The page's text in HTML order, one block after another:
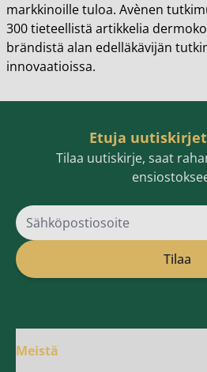
markkinoille tuloa. Avènen
300 tieteellistä artikkelia
brändistä alan edelläkävijän
innovaatioissa.
Etuja
Tilaa uutiskirje, saat
Tilaa
Meistä